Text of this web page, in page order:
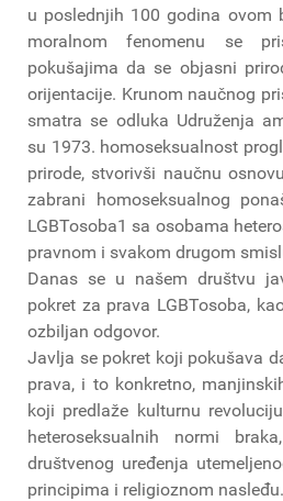
u poslednjih 100 godina ovom
moralnom fenomenu se
pokušajima da se objasni
orijentacije. Krunom naučnog
smatra se odluka Udruženja
su 1973. homoseksualnost
prirode, stvorivši naučnu
zabrani homoseksualnog
LGBT­osoba1 sa osobama
pravnom i svakom drugom
Danas se u našem društvu
pokret za prava LGBT­osoba,
ozbiljan odgovor.
Javlja se pokret koji pokušava
prava, i to konkretno,
koji predlaže kulturnu
heteroseksualnih normi
društvenog uređenja
principima i religioznom nasleđu.